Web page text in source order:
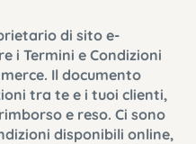
di sito e-
i Termini e Condizioni
Il documento
tra te e i tuoi clienti,
e reso. Ci sono
disponibili online,